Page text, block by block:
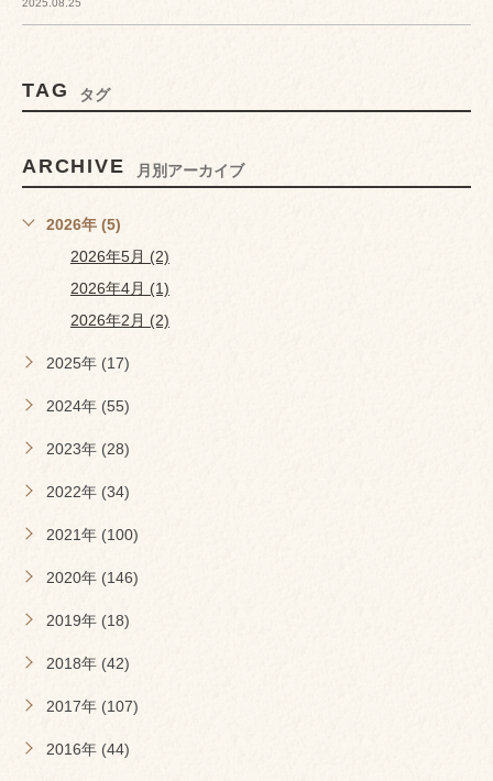
2025.08.25
TAG タグ
ARCHIVE 月別アーカイブ
2026年 (5)
2026年5月 (2)
2026年4月 (1)
2026年2月 (2)
2025年 (17)
2024年 (55)
2023年 (28)
2022年 (34)
2021年 (100)
2020年 (146)
2019年 (18)
2018年 (42)
2017年 (107)
2016年 (44)